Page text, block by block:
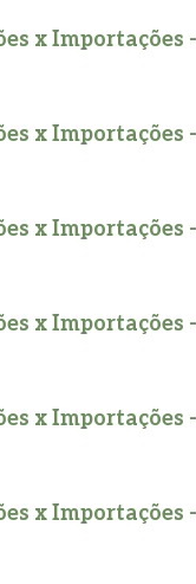
x Importações
x Importações
x Importações
x Importações
x Importações
x Importações